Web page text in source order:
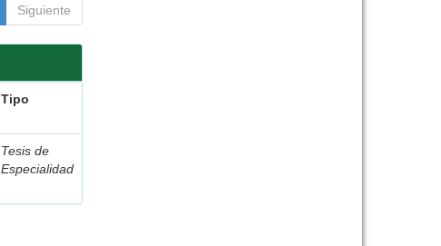
Siguiente
Tipo
Tesis de
Especialidad